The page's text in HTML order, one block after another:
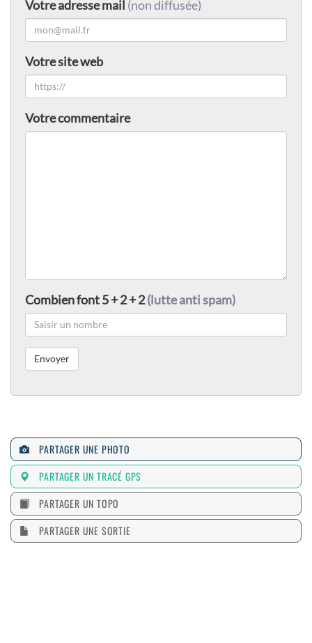
Votre adresse mail (non diffusée)
Votre site web
Votre commentaire
Combien font 5 + 2 + 2(lutte anti spam)
PARTAGER UNE PHOTO
PARTAGER UN TRACÉ GPS
PARTAGER UN TOPO
PARTAGER UNE SORTIE